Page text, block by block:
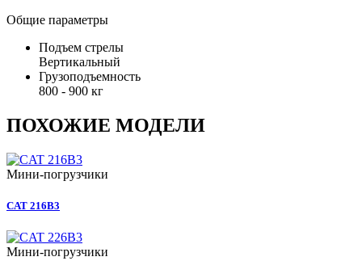
Общие параметры
Подъем стрелы
Вертикальный
Грузоподъемность
800 - 900 кг
ПОХОЖИЕ МОДЕЛИ
Мини-погрузчики
CAT 216B3
Мини-погрузчики